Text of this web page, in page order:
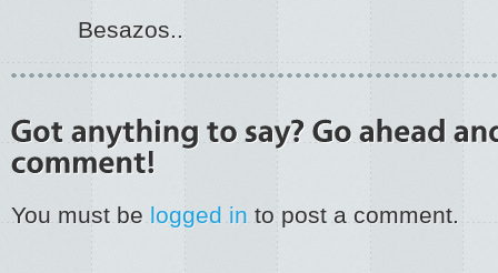
Besazos..
You must be logged in to post a comment.